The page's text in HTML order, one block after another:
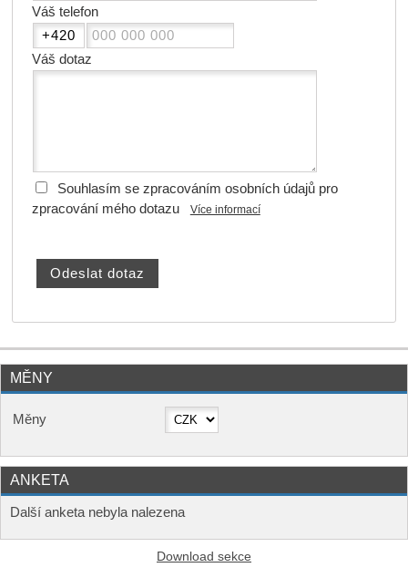
Váš telefon
Váš dotaz
Souhlasím se zpracováním osobních údajů pro
zpracování mého dotazu
Více informací
MĚNY
Měny
ANKETA
Další anketa nebyla nalezena
Download sekce